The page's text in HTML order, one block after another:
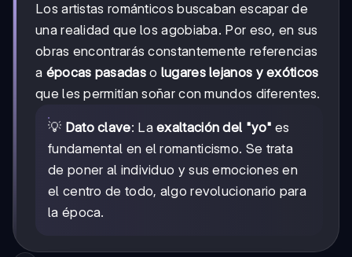
Los artistas románticos buscaban escapar de
una realidad que los agobiaba. Por eso, en sus
obras encontrarás constantemente referencias
a épocas pasadaso lugares lejanos y exóticos
que les permitían soñar con mundos diferentes.
💡 Dato clave: Laexaltación del "yo" es
fundamental en el romanticismo. Se trata
de poner al individuo y sus emociones en
el centro de todo, algo revolucionario para
la época.